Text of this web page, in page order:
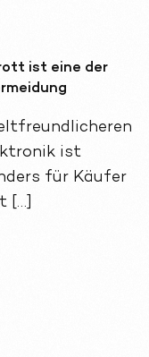
ist eine der
ist
für Käufer
[…]